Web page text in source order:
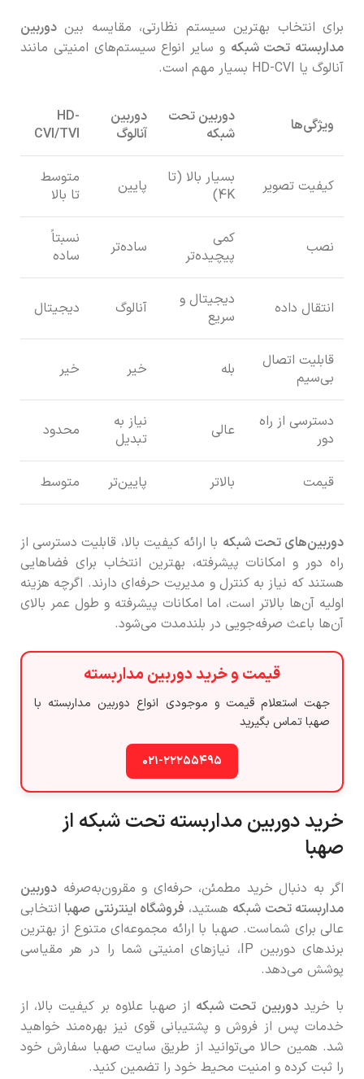
برای انتخاب بهترین سیستم نظارتی، مقایسه بین دوربین
مداربسته تحت شبکه و سایر انواع سیستم‌های امنیتی مانند
آنالوگ یا HD-CVI بسیار مهم است.
ویژگی‌ها
دوربین تحت
شبکه
دوربین
آنالوگ
HD-
CVI/TVI
کیفیت تصویر
بسیار بالا (تا
4K)
پایین
متوسط
تا بالا
نصب
کمی
پیچیده‌تر
ساده‌تر
نسبتاً
ساده
انتقال داده
دیجیتال و
سریع
آنالوگ دیجیتال
قابلیت اتصال
بی‌سیم
بله خیر خیر
دسترسی از راه
دور
عالی
نیاز به
تبدیل
محدود
قیمت بالاتر پایین‌تر متوسط
دوربین‌های تحت شبکه با ارائه کیفیت بالا، قابلیت دسترسی از
راه دور و امکانات پیشرفته، بهترین انتخاب برای فضاهایی
هستند که نیاز به کنترل و مدیریت حرفه‌ای دارند. اگرچه هزینه
اولیه آن‌ها بالاتر است، اما امکانات پیشرفته و طول عمر بالای
آن‌ها باعث صرفه‌جویی در بلندمدت می‌شود.
قیمت و خرید دوربین مداربسته
جهت استعلام قیمت و موجودی انواع دوربین مداربسته با
صهبا تماس بگیرید
۰۲۱-۲۲۲۵۵۴۹۵
خرید دوربین مداربسته تحت شبکه از
صهبا
اگر به دنبال خرید مطمئن، حرفه‌ای و مقرون‌به‌صرفه دوربین
مداربسته تحت شبکه هستید، فروشگاه اینترنتی صهبا انتخابی
عالی برای شماست. صهبا با ارائه مجموعه‌ای متنوع از بهترین
برندهای دوربین IP، نیازهای امنیتی شما را در هر مقیاسی
پوشش می‌دهد.
با خریددوربین تحت شبکه از صهبا علاوه بر کیفیت بالا، از
خدمات پس از فروش و پشتیبانی قوی نیز بهره‌مند خواهید
شد. همین حالا می‌توانید از طریق سایت صهبا سفارش خود
را ثبت کرده و امنیت محیط خود را تضمین کنید.